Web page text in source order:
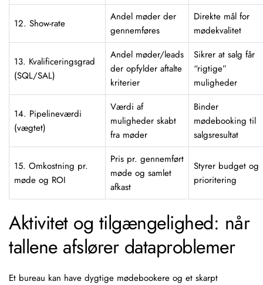
12. Show-rate
Andel møder der
gennemføres
Direkte mål for
mødekvalitet
13. Kvalificeringsgrad
(SQL/SAL)
Andel møder/leads
der opfylder aftalte
kriterier
Sikrer at salg får
“rigtige”
muligheder
14. Pipelineværdi
(vægtet)
Værdi af
muligheder skabt
fra møder
Binder
mødebooking til
salgsresultat
15. Omkostning pr.
møde og ROI
Pris pr. gennemført
møde og samlet
afkast
Styrer budget og
prioritering
Aktivitet og tilgængelighed: når
tallene afslører dataproblemer
Et bureau kan have dygtige mødebookere og et skarpt